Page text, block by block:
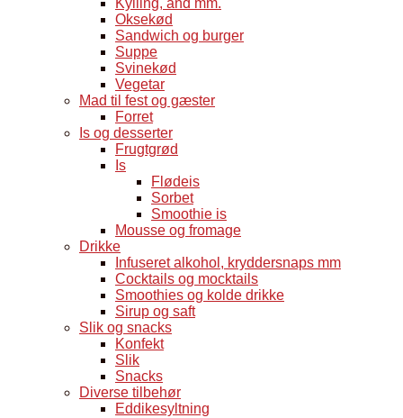
Kylling, and mm.
Oksekød
Sandwich og burger
Suppe
Svinekød
Vegetar
Mad til fest og gæster
Forret
Is og desserter
Frugtgrød
Is
Flødeis
Sorbet
Smoothie is
Mousse og fromage
Drikke
Infuseret alkohol, kryddersnaps mm
Cocktails og mocktails
Smoothies og kolde drikke
Sirup og saft
Slik og snacks
Konfekt
Slik
Snacks
Diverse tilbehør
Eddikesyltning